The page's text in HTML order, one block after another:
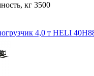
кг 3500
4,0 т HELI